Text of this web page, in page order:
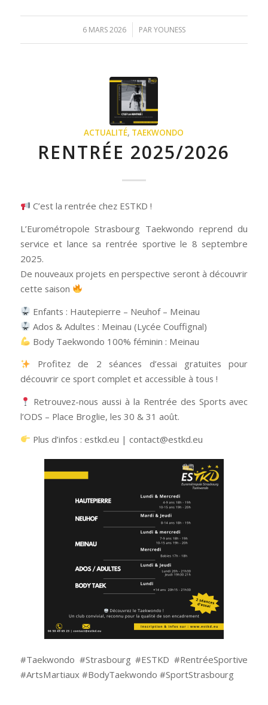
6 MARS 2026
/ PARYOUNESS
ACTUALITÉ, TAEKWONDO
RENTRÉE 2025/2026
C’est la rentrée chez ESTKD !
L’Eurométropole Strasbourg Taekwondo reprend du
service et lance sa rentrée sportive le 8 septembre
2025.
De nouveaux projets en perspective seront à découvrir
cette saison
Enfants : Hautepierre – Neuhof – Meinau
Ados & Adultes : Meinau (Lycée Couffignal)
Body Taekwondo 100% féminin : Meinau
Profitez de 2 séances d’essai gratuites pour
découvrir ce sport complet et accessible à tous !
Retrouvez-nous aussi à la Rentrée des Sports avec
l’ODS – Place Broglie, les 30 & 31 août.
Plus d’infos : estkd.eu | contact@estkd.eu
#Taekwondo #Strasbourg #ESTKD #RentréeSportive
#ArtsMartiaux #BodyTaekwondo #SportStrasbourg